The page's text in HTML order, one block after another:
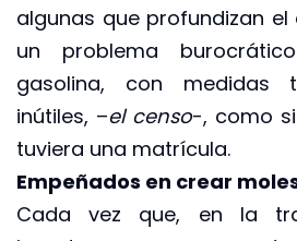
algunas que profundizan
un problema
gasolina, con medidas
inútiles, –el censo-, como
tuviera una matrícula.
Empeñados en crear
Cada vez que, en la